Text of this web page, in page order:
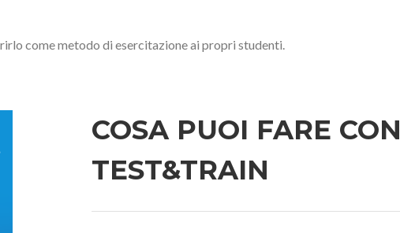
come metodo di esercitazione ai propri studenti.
COSA PUOI FARE CON
TEST&TRAIN